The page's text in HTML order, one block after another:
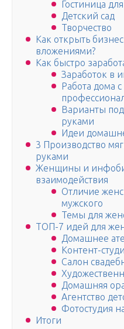
Гостиница
Детский сад
Творчество
Как открыть
вложениями?
Как быстро
Заработок в
Работа дома
Варианты
руками
Идеи
3 Производство
руками
Женщины и
взаимодействия
Отличие
мужского
Темы для
ТОП-7 идей для
Домашнее
Контент-
Салон
Домашняя
Агентство
Фотостудия
Итоги